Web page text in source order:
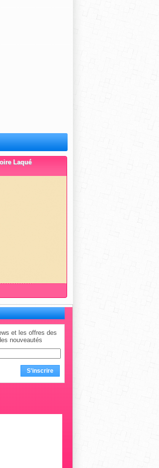
Laqué
et les offres des
nouveautés